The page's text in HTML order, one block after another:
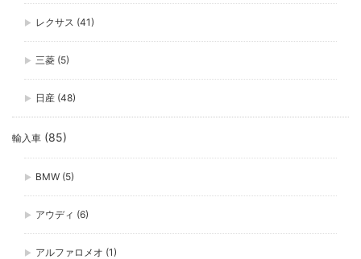
レクサス (41)
三菱 (5)
日産 (48)
輸入車 (85)
BMW (5)
アウディ (6)
アルファロメオ (1)